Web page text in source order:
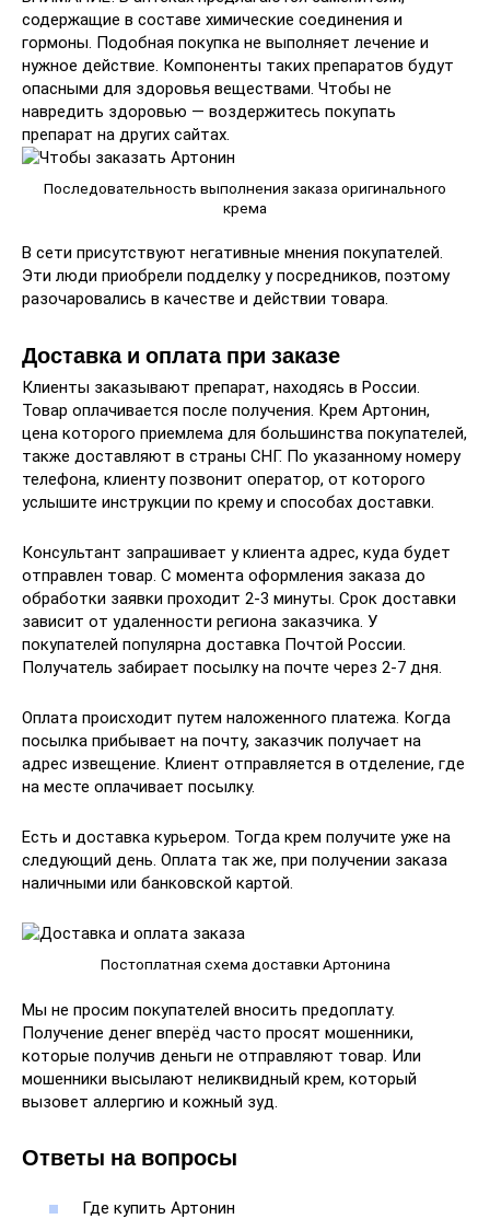
содержащие в составе химические соединения и
гормоны. Подобная покупка не выполняет лечение и
нужное действие. Компоненты таких препаратов будут
опасными для здоровья веществами. Чтобы не
навредить здоровью — воздержитесь покупать
препарат на других сайтах.
Последовательность выполнения заказа оригинального
крема
В сети присутствуют негативные мнения покупателей.
Эти люди приобрели подделку у посредников, поэтому
разочаровались в качестве и действии товара.
Доставка и оплата при заказе
Клиенты заказывают препарат, находясь в России.
Товар оплачивается после получения. Крем Артонин,
цена которого приемлема для большинства покупателей,
также доставляют в страны СНГ. По указанному номеру
телефона, клиенту позвонит оператор, от которого
услышите инструкции по крему и способах доставки.
Консультант запрашивает у клиента адрес, куда будет
отправлен товар. С момента оформления заказа до
обработки заявки проходит 2-3 минуты. Срок доставки
зависит от удаленности региона заказчика. У
покупателей популярна доставка Почтой России.
Получатель забирает посылку на почте через 2-7 дня.
Оплата происходит путем наложенного платежа. Когда
посылка прибывает на почту, заказчик получает на
адрес извещение. Клиент отправляется в отделение, где
на месте оплачивает посылку.
Есть и доставка курьером. Тогда крем получите уже на
следующий день. Оплата так же, при получении заказа
наличными или банковской картой.
Постоплатная схема доставки Артонина
Мы не просим покупателей вносить предоплату.
Получение денег вперёд часто просят мошенники,
которые получив деньги не отправляют товар. Или
мошенники высылают неликвидный крем, который
вызовет аллергию и кожный зуд.
Ответы на вопросы
Где купить Артонин